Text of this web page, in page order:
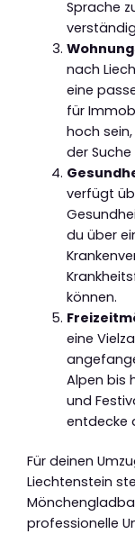
Sprache
nach
eine
für
hoch
der
verfügt
du über
können.
eine
Alpen bis
und
entdecke
Für deinen
Liechtenstein
professionelle